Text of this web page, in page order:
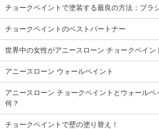
チョークペイントで塗装する最良の方法：ブラ
チョークペイントのベストパートナー
世界中の女性がアニースローン チョークペイン
アニースローン ウォールペイント
アニースローン チョークペイントとウォールペ
何？
チョークペイントで壁の塗り替え！